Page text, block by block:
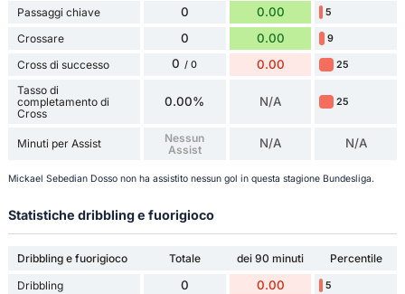
Passaggi chiave 0 0.00 5
Crossare 0 0.00 9
Cross di successo 0 / 0 0.00 25
Tasso di
completamento di
Cross
0.00% N/A 25
Minuti per Assist
Nessun
Assist
N/A N/A
Mickael Sebedian Dosso non ha assistito nessun gol in questa stagione Bundesliga.
Statistiche dribbling e fuorigioco
Dribbling e fuorigioco Totale dei 90 minuti
Percentile
Dribbling
0 0.00 5